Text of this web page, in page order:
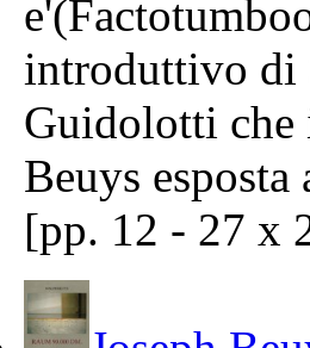
introduttivo di
Guidolotti che
Beuys
[pp. 12 - 27 x